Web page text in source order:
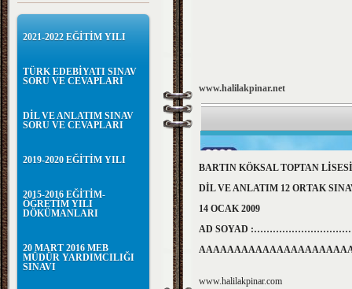
2021-2022 EĞİTİM YILI
TÜRK EDEBİYATI SINAV
SORU VE CEVAPLARI
DİL VE ANLATIM SINAV
SORU VE CEVAPLARI
2019-2020 EĞİTİM YILI
2015-2016 EĞİTİM-
ÖĞRETİM YILI
DÖKÜMANLARI
20 MART 2016 MEB
MÜDÜR YARDIMCILIĞI
SINAVI
www.halilakpinar.net
BARTIN KÖKSAL TOPTAN
DİL VE ANLATIM 12 ORTAK
14 OCAK 2009
AD SOYAD
www.halilakpinar.com